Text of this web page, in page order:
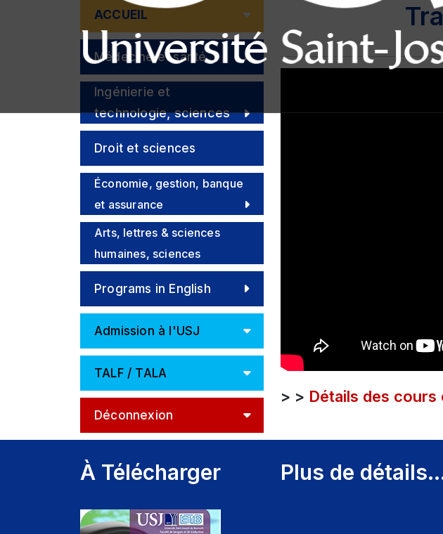
ACCUEIL
Médecine et santé
Ingénierie et
technologie, sciences
Droit et sciences
politiques
Économie, gestion, banque
et assurance
Arts, lettres & sciences
humaines, sciences
religieuses
Programs in English
Admission à l'USJ
TALF / TALA
Déconnexion
> > Détails des
À Télécharger Plus de